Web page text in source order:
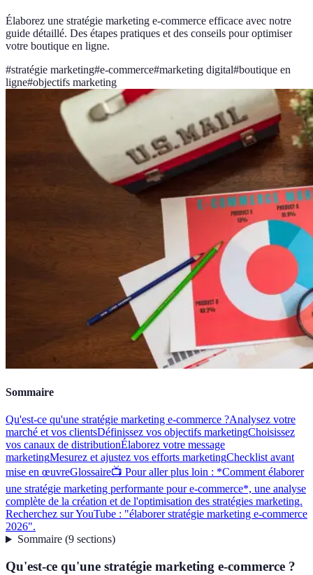
Élaborez une stratégie marketing e-commerce efficace avec notre
guide détaillé. Des étapes pratiques et des conseils pour optimiser
votre boutique en ligne.
#stratégie marketing#e-commerce#marketing digital#boutique en
ligne#objectifs marketing
Sommaire
Qu'est-ce qu'une stratégie marketing e-commerce ?Analysez votre
marché et vos clientsDéfinissez vos objectifs marketingChoisissez
vos canaux de distributionÉlaborez votre message
marketingMesurez et ajustez vos efforts marketingChecklist avant
mise en œuvreGlossaire📺 Pour aller plus loin : *Comment élaborer
une stratégie marketing performante pour e-commerce*, une analyse
complète de la création et de l'optimisation des stratégies marketing.
Recherchez sur YouTube : "élaborer stratégie marketing e-commerce
2026".
Sommaire(9 sections)
Qu'est-ce qu'une stratégie marketing e-commerce ?